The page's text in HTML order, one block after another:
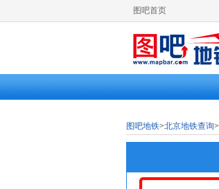
图吧首页
图吧地铁>北京地铁查询>